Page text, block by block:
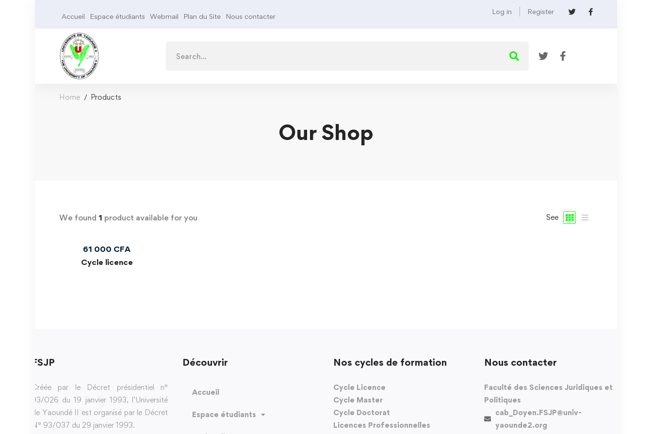
Accueil Espace étudiants Webmail Plan du Site Nous contacter
Log in Register
Home Products
Our Shop
We found 1 product available for you See
61 000 CFA
Cycle licence
FSJP
Créée par le Décret présidentiel n°
93/026 du 19 janvier 1993, l’Université
de Yaoundé II est organisé par le Décret
N° 93/037 du 29 janvier 1993.
Découvrir
Accueil
Espace étudiants
Nos cycles de formation
Cycle Licence
Cycle Master
Cycle Doctorat
Licences Professionnelles
Nous contacter
Faculté des Sciences Juridiques et
Politiques
cab_Doyen.FSJP@univ-
yaounde2.org